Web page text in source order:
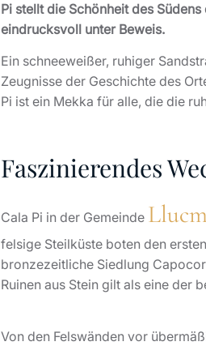
Pi stellt die Schönheit des
eindrucksvoll unter Beweis.
Ein schneeweißer, ruhiger
Zeugnisse der Geschichte des
Pi ist ein Mekka für alle, die die
Faszinierendes
Cala Pi in der Gemeinde
felsige Steilküste boten den
bronzezeitliche Siedlung
Ruinen aus Stein gilt als eine der
Von den Felswänden vor